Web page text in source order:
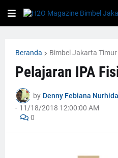
Beranda Bimbel Jakarta Timur
Pelajaran IPA
by Denny Febiana
- 11/18/2018 12:00:00 AM
0